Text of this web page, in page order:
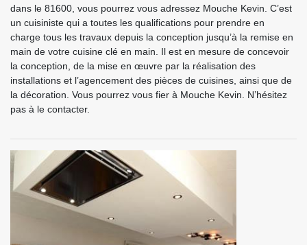
dans le 81600, vous pourrez vous adressez Mouche Kevin. C’est
un cuisiniste qui a toutes les qualifications pour prendre en
charge tous les travaux depuis la conception jusqu’à la remise en
main de votre cuisine clé en main. Il est en mesure de concevoir
la conception, de la mise en œuvre par la réalisation des
installations et l’agencement des pièces de cuisines, ainsi que de
la décoration. Vous pourrez vous fier à Mouche Kevin. N’hésitez
pas à le contacter.